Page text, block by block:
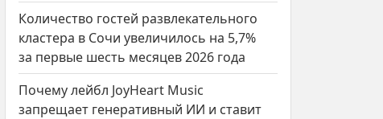
Количество гостей развлекательного
кластера в Сочи увеличилось на 5,7%
за первые шесть месяцев 2026 года
Почему лейбл JoyHeart Music
запрещает генеративный ИИ и ставит